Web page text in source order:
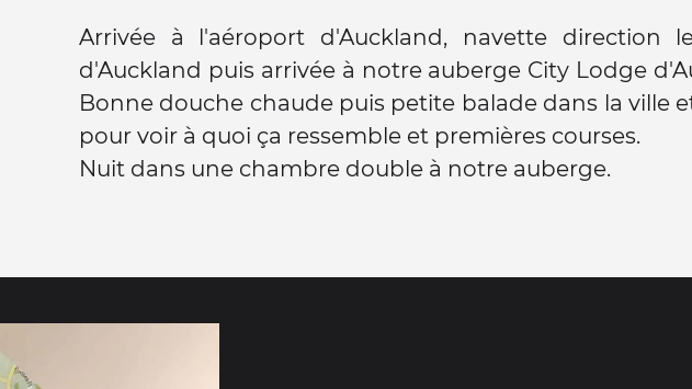
Arrivée à l'aéroport d'Auckland, navette direction
d'Auckland puis arrivée à notre auberge City Lodge
Bonne douche chaude puis petite balade dans la ville
pour voir à quoi ça ressemble et premières courses.
Nuit dans une chambre double à notre auberge.